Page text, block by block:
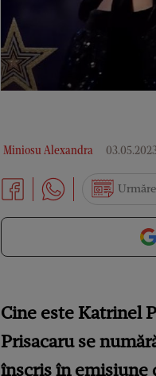
Miniosu Alexandra
Cine este Katrinel
Prisacaru se
înscris în emisiune